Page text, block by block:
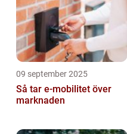
09 september 2025
Så tar e-mobilitet över
marknaden